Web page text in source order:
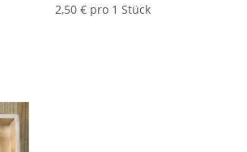
2,50 € pro 1 Stück